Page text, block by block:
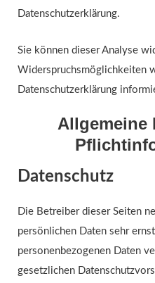
Datenschutzerklärung.
Sie können dieser Analyse
Widerspruchsmöglichkeiten
Datenschutzerklärung
Allgemeine
Datenschutz
Die Betreiber dieser Seiten
persönlichen Daten sehr
personenbezogenen Daten
gesetzlichen